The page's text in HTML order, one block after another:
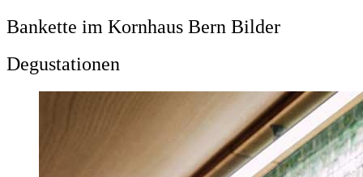
Bankette im Kornhaus Bern Bilder
Degustationen